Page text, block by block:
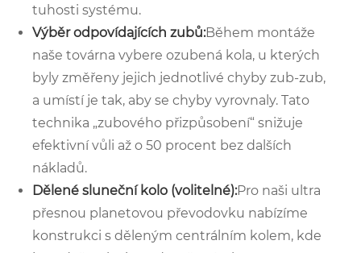
tuhosti systému.
Výběr odpovídajících zubů:Během montáže
naše továrna vybere ozubená kola, u kterých
byly změřeny jejich jednotlivé chyby zub-zub,
a umístí je tak, aby se chyby vyrovnaly. Tato
technika „zubového přizpůsobení“ snižuje
efektivní vůli až o 50 procent bez dalších
nákladů.
Dělené sluneční kolo (volitelné):Pro naši ultra
přesnou planetovou převodovku nabízíme
konstrukci s děleným centrálním kolem, kde